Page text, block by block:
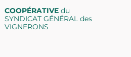
COOPÉRATIVEdu
SYNDICAT GÉNÉRAL des
VIGNERONS